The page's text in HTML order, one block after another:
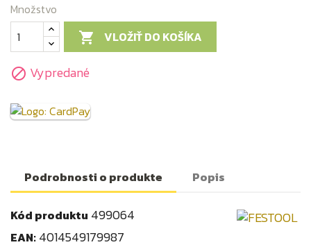
Množstvo

VLOŽIŤ DO KOŠÍKA
 Vypredané
Podrobnosti o produkte Popis
Kód produktu 499064
EAN: 4014549179987